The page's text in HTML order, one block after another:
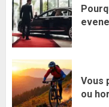
Vous
ou